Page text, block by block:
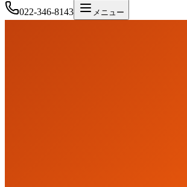
022-346-8143 メニュー